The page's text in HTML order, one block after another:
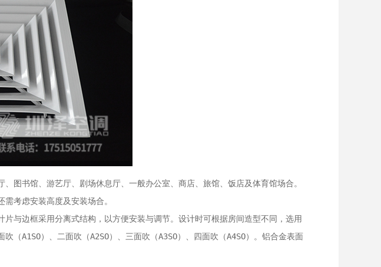
书馆、游艺厅、剧场休息厅、一般办公室、商店、旅馆、饭店及体育馆场合。
考虑安装高度及安装场合。
边框采用分离式结构，以方便安装与调节。设计时可根据房间造型不同，选用
A1SO）、二面吹（A2SO）、三面吹（A3SO）、四面吹（A4SO）。铝合金表面